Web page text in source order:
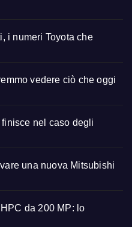
i numeri Toyota che
vedere ciò che oggi
nel caso degli
una nuova Mitsubishi
da 200 MP: lo